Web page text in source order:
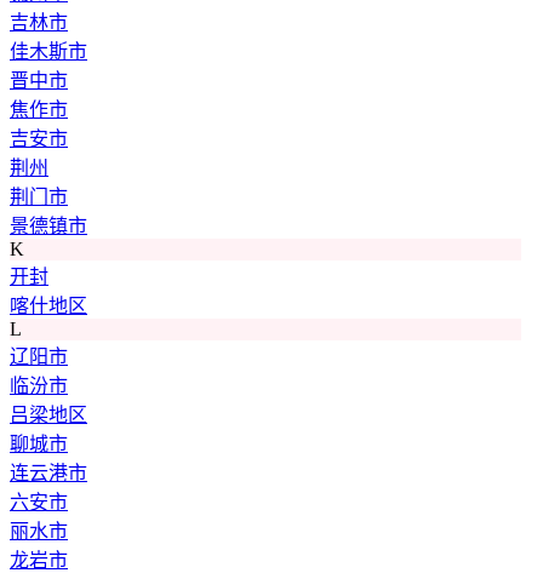
吉林市
佳木斯市
晋中市
焦作市
吉安市
荆州
荆门市
景德镇市
K
开封
喀什地区
L
辽阳市
临汾市
吕梁地区
聊城市
连云港市
六安市
丽水市
龙岩市